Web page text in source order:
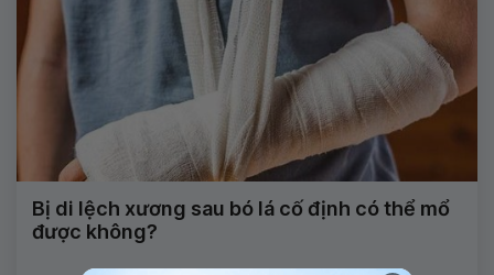
Bị di lệch xương sau bó lá cố định có thể mổ
được không?